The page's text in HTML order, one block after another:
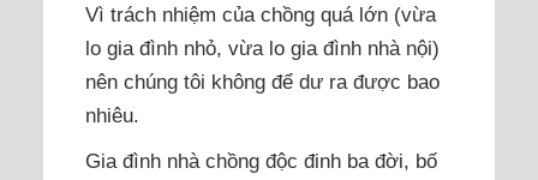
Vì trách nhiệm của chồng quá lớn (vừa
lo gia đình nhỏ, vừa lo gia đình nhà nội)
nên chúng tôi không để dư ra được bao
nhiêu.
Gia đình nhà chồng độc đinh ba đời, bố